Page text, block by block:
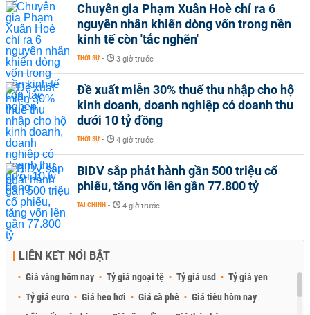
Chuyên gia Phạm Xuân Hoè chỉ ra 6
nguyên nhân khiến dòng vốn trong nền
kinh tế còn 'tắc nghẽn'
THỜI SỰ - 3 giờ trước
Đề xuất miễn 30% thuế thu nhập cho hộ
kinh doanh, doanh nghiệp có doanh thu
dưới 10 tỷ đồng
THỜI SỰ - 4 giờ trước
BIDV sắp phát hành gần 500 triệu cổ
phiếu, tăng vốn lên gần 77.800 tỷ
TÀI CHÍNH - 4 giờ trước
LIÊN KẾT NỔI BẬT
Giá vàng hôm nay Tỷ giá ngoại tệ Tỷ giá usd
Tỷ giá yen
Tỷ giá euro
Giá heo hơi Giá cà phê
Giá tiêu hôm nay